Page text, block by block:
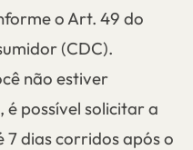
o Art. 49 do
(CDC).
não estiver
possível solicitar a
dias corridos após o